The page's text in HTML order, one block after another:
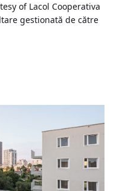
of Lacol Cooperativa
gestionată de către